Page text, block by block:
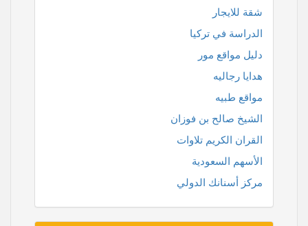
شقة للايجار
الدراسة في تركيا
دليل مواقع مور
هدايا رجاليه
مواقع طبيه
الشيخ صالح بن فوزان
القران الكريم تلاوات
الأسهم السعودية
مركز أسنانك الدولي